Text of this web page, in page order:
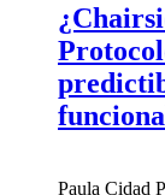
Paula Cidad